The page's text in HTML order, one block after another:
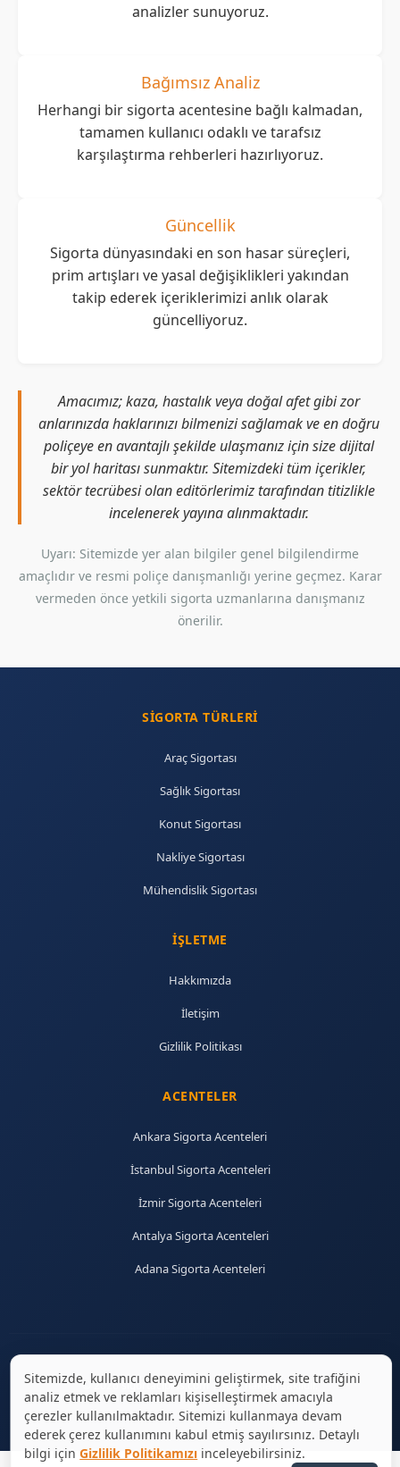
analizler sunuyoruz.
Bağımsız Analiz
Herhangi bir sigorta acentesine bağlı kalmadan,
tamamen kullanıcı odaklı ve tarafsız
karşılaştırma rehberleri hazırlıyoruz.
Güncellik
Sigorta dünyasındaki en son hasar süreçleri,
prim artışları ve yasal değişiklikleri yakından
takip ederek içeriklerimizi anlık olarak
güncelliyoruz.
Amacımız; kaza, hastalık veya doğal afet gibi zor
anlarınızda haklarınızı bilmenizi sağlamak ve en doğru
poliçeye en avantajlı şekilde ulaşmanız için size dijital
bir yol haritası sunmaktır. Sitemizdeki tüm içerikler,
sektör tecrübesi olan editörlerimiz tarafından titizlikle
incelenerek yayına alınmaktadır.
Uyarı: Sitemizde yer alan bilgiler genel bilgilendirme
amaçlıdır ve resmi poliçe danışmanlığı yerine geçmez. Karar
vermeden önce yetkili sigorta uzmanlarına danışmanız
önerilir.
SIGORTA TÜRLERI
Araç Sigortası
Sağlık Sigortası
Konut Sigortası
Nakliye Sigortası
Mühendislik Sigortası
İŞLETME
Hakkımızda
İletişim
Gizlilik Politikası
ACENTELER
Ankara Sigorta Acenteleri
İstanbul Sigorta Acenteleri
İzmir Sigorta Acenteleri
Antalya Sigorta Acenteleri
Adana Sigorta Acenteleri
© 2026 sigortaciplus.com | Tüm hakları saklıdır.
Sitemizde, kullanıcı deneyimini geliştirmek, site trafiğini
analiz etmek ve reklamları kişiselleştirmek amacıyla
çerezler kullanılmaktadır. Sitemizi kullanmaya devam
ederek çerez kullanımını kabul etmiş sayılırsınız. Detaylı
bilgi içinGizlilik Politikamızı inceleyebilirsiniz.